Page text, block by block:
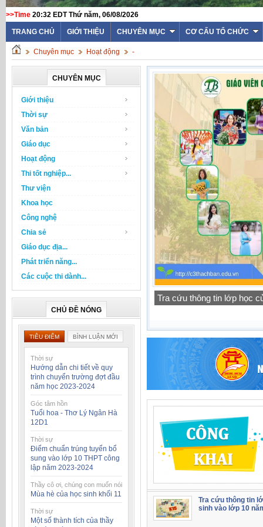
>>Time 20:32 EDT Thứ năm, 06/08/2026
TRANG CHỦ GIỚI THIỆU CHUYÊN MỤC CƠ CẤU TỔ CHỨC
Chuyên mục Hoạt động -
CHUYÊN MỤC
Giới thiệu
Thời sự
Văn bản
Giáo dục
Hoạt động
Thi tốt nghiệp...
Thư viện
Khoa học
Công nghệ
Chia sẻ
Giáo dục địa...
Phát triển năng...
Các cuộc thi dành...
CHỦ ĐỀ NÓNG
TIÊU ĐIỂM BÌNH LUẬN MỚI
Thời sự
Hướng dẫn chi tiết về quy
trình chuyển trường đợt đầu
năm học 2023-2024
Góc tâm hồn
Tuổi hoa - Thơ Lý Ngân Hà
12D1
Thời sự
Điểm chuẩn trúng tuyển bổ
sung vào lớp 10 THPT công
lập năm 2023-2024
Thầy cô ơi, chúng con muốn nói
Mùa hè của học sinh khối 11
Thời sự
Một số thành tích của thầy
Tra cứu thông tin lớp học
Tra cứu thông tin
sinh vào lớp 10